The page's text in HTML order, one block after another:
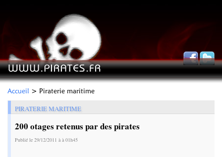
Accueil > Piraterie maritime
PIRATERIE MARITIME
200 otages retenus par des pirates
Publié le 29/12/2011 à à 01h45